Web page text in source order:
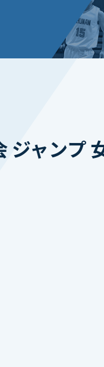
ャンプ